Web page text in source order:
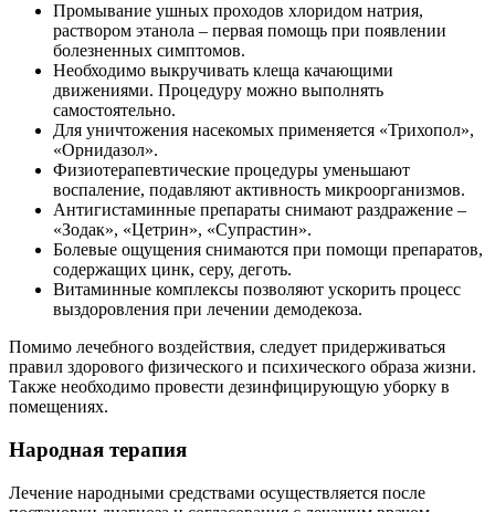
Промывание ушных проходов хлоридом натрия,
раствором этанола – первая помощь при появлении
болезненных симптомов.
Необходимо выкручивать клеща качающими
движениями. Процедуру можно выполнять
самостоятельно.
Для уничтожения насекомых применяется «Трихопол»,
«Орнидазол».
Физиотерапевтические процедуры уменьшают
воспаление, подавляют активность микроорганизмов.
Антигистаминные препараты снимают раздражение –
«Зодак», «Цетрин», «Супрастин».
Болевые ощущения снимаются при помощи препаратов,
содержащих цинк, серу, деготь.
Витаминные комплексы позволяют ускорить процесс
выздоровления при лечении демодекоза.
Помимо лечебного воздействия, следует придерживаться
правил здорового физического и психического образа жизни.
Также необходимо провести дезинфицирующую уборку в
помещениях.
Народная терапия
Лечение народными средствами осуществляется после